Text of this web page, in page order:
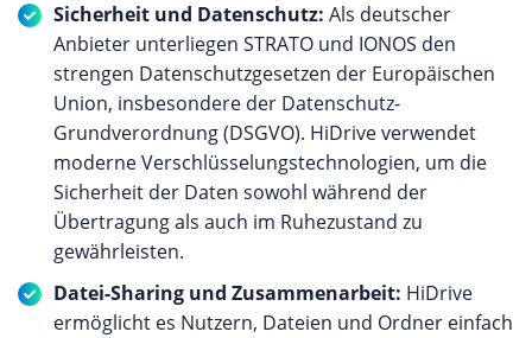
Sicherheit und Datenschutz: Als deutscher
Anbieter unterliegen STRATO und IONOS den
strengen Datenschutzgesetzen der Europäischen
Union, insbesondere der Datenschutz-
Grundverordnung (DSGVO). HiDrive verwendet
moderne Verschlüsselungstechnologien, um die
Sicherheit der Daten sowohl während der
Übertragung als auch im Ruhezustand zu
gewährleisten.
Datei-Sharing und Zusammenarbeit: HiDrive
ermöglicht es Nutzern, Dateien und Ordner einfach